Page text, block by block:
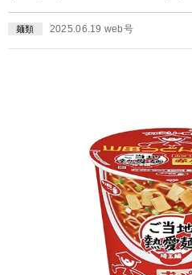
麺類 2025.06.19 web号